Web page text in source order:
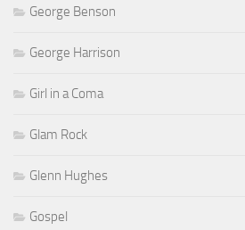
George Benson
George Harrison
Girl in a Coma
Glam Rock
Glenn Hughes
Gospel